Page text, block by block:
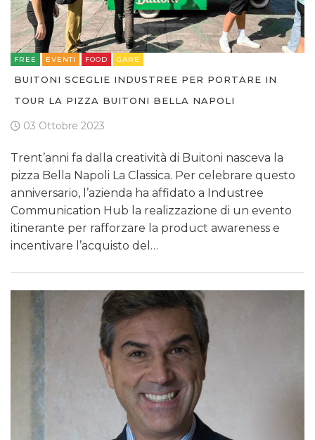
FREE EVENTI FOOD GARE
BUITONI SCEGLIE INDUSTREE PER PORTARE IN
TOUR LA PIZZA BUITONI BELLA NAPOLI
03 Ottobre 2023
Trent’anni fa dalla creatività di Buitoni nasceva la
pizza Bella Napoli La Classica. Per celebrare questo
anniversario, l’azienda ha affidato a Industree
Communication Hub la realizzazione di un evento
itinerante per rafforzare la product awareness e
incentivare l’acquisto del…